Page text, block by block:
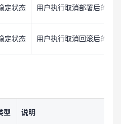
定状态 用户执行取消部署后的状
定状态 用户执行取消回滚后的状
型 说明